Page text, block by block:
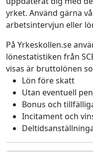
yrket. Använd gärna
arbetsintervjun eller
På Yrkeskollen.se
lönestatistiken från
visas är bruttolönen
Lön före skatt
Utan eventuell
Bonus och
Incitament och